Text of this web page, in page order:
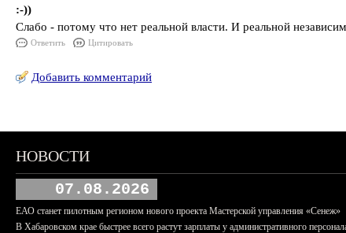
:-))
Слабо - потому что нет реальной власти. И реальной
Ответить Цитировать
Добавить комментарий
НОВОСТИ
07.08.2026
ЕАО станет пилотным регионом нового проекта Мастерской управления «Сенеж»
В Хабаровском крае быстрее всего растут зарплаты у административного